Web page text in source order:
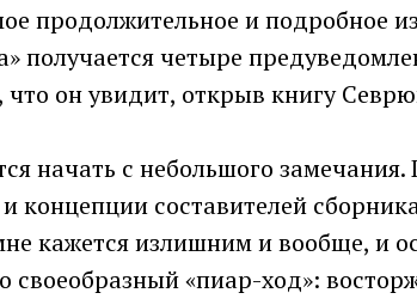
продолжительное и подробное
получается четыре
что он увидит, открыв книгу
начать с небольшого
концепции составителей
кажется излишним и вообще, и
своеобразный «пиар-ход»: